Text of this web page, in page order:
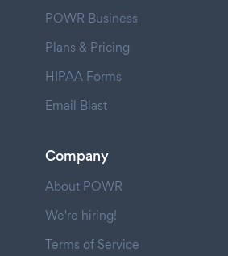
POWR Business
Plans & Pricing
HIPAA Forms
Email Blast
Company
About POWR
We're hiring!
Terms of Service